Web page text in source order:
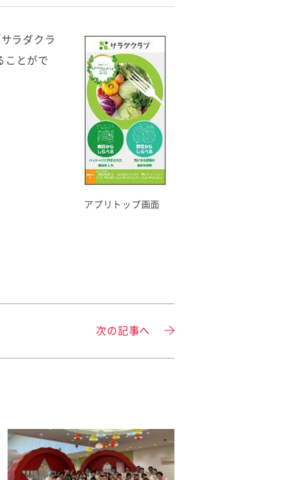
アプリトップ画面
ラダクラ
ことがで
次の記事へ